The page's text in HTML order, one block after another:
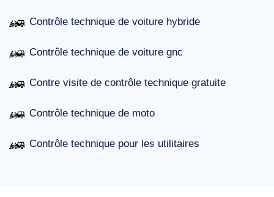
Contrôle technique de voiture hybride
Contrôle technique de voiture gnc
Contre visite de contrôle technique gratuite
Contrôle technique de moto
Contrôle technique pour les utilitaires